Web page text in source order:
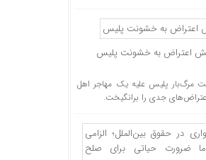
آتش اعتراض به خشونت پلیس
مرگ‌بار پلیس علیه یک مهاجر اهل
اعتراض‌های جدی را برانگیخت.